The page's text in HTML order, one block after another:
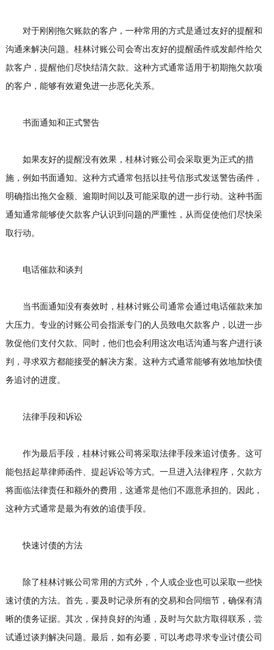
对于刚刚拖欠账款的客户，一种常用的方式是通过友好的提醒和
沟通来解决问题。桂林讨账公司会寄出友好的提醒函件或发邮件给欠
款客户，提醒他们尽快结清欠款。这种方式通常适用于初期拖欠款项
的客户，能够有效避免进一步恶化关系。
书面通知和正式警告
如果友好的提醒没有效果，桂林讨账公司会采取更为正式的措
施，例如书面通知。这种方式通常包括以挂号信形式发送警告函件，
明确指出拖欠金额、逾期时间以及可能采取的进一步行动。这种书面
通知通常能够使欠款客户认识到问题的严重性，从而促使他们尽快采
取行动。
电话催款和谈判
当书面通知没有奏效时，桂林讨账公司通常会通过电话催款来加
大压力。专业的讨账公司会指派专门的人员致电欠款客户，以进一步
敦促他们支付欠款。同时，他们也会利用这次电话沟通与客户进行谈
判，寻求双方都能接受的解决方案。这种方式通常能够有效地加快债
务追讨的进度。
法律手段和诉讼
作为最后手段，桂林讨账公司将采取法律手段来追讨债务。这可
能包括起草律师函件、提起诉讼等方式。一旦进入法律程序，欠款方
将面临法律责任和额外的费用，这通常是他们不愿意承担的。因此，
这种方式通常是最为有效的追债手段。
快速讨债的方法
除了桂林讨账公司常用的方式外，个人或企业也可以采取一些快
速讨债的方法。首先，要及时记录所有的交易和合同细节，确保有清
晰的债务证据。其次，保持良好的沟通，及时与欠款方取得联系，尝
试通过谈判解决问题。最后，如有必要，可以考虑寻求专业讨债公司